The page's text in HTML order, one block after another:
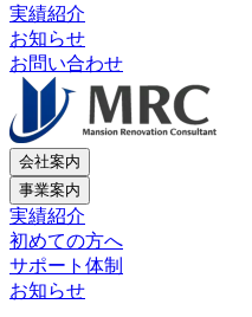
実績紹介
お知らせ
お問い合わせ
会社案内
事業案内
実績紹介
初めての方へ
サポート体制
お知らせ